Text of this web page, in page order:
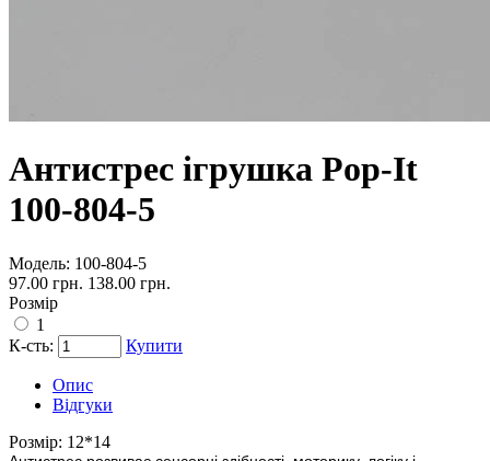
Антистрес ігрушка Pop-It
100-804-5
Модель: 100-804-5
97.00 грн. 138.00 грн.
Розмір
1
К-сть:
Купити
Опис
Відгуки
Розмір: 12*14